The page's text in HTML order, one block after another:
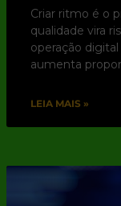
Criar ritmo é o
qualidade vira
operação
aumenta
LEIA MAIS »